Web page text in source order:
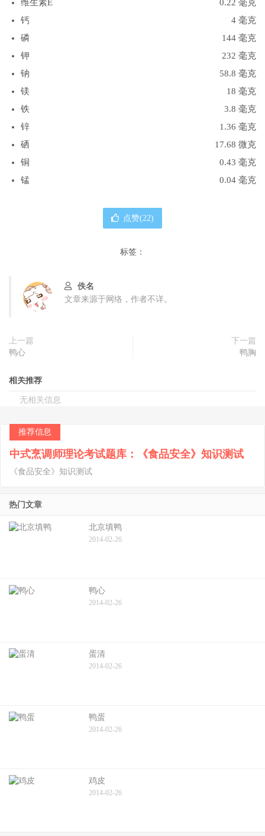
维生素E
0.22 毫克
钙
4 毫克
磷
144 毫克
钾
232 毫克
钠
58.8 毫克
镁
18 毫克
铁
3.8 毫克
锌
1.36 毫克
硒
17.68 微克
铜
0.43 毫克
锰
0.04 毫克
点赞(22)
标签：
佚名
文章来源于网络，作者不详。
上一篇
鸭心
下一篇
鸭胸
相关推荐
无相关信息
推荐信息
中式烹调师理论考试题库：《食品安全》知识测试
《食品安全》知识测试
热门文章
北京填鸭
2014-02-26
鸭心
2014-02-26
蛋清
2014-02-26
鸭蛋
2014-02-26
鸡皮
2014-02-26